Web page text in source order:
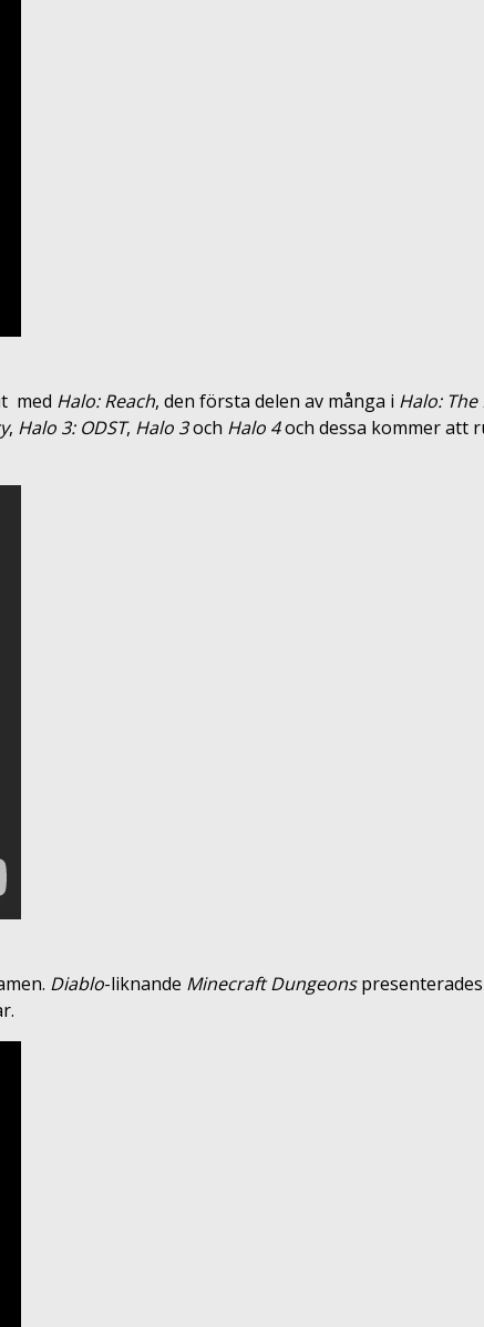
med Halo: Reach, den första delen av många i Halo:
, Halo 3: ODST, Halo 3och Halo 4och dessa kommer att
Diablo-liknande Minecraft Dungeons